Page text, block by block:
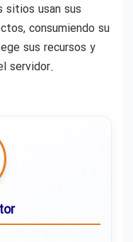
sitios usan sus
consumiendo su
sus recursos y
servidor.